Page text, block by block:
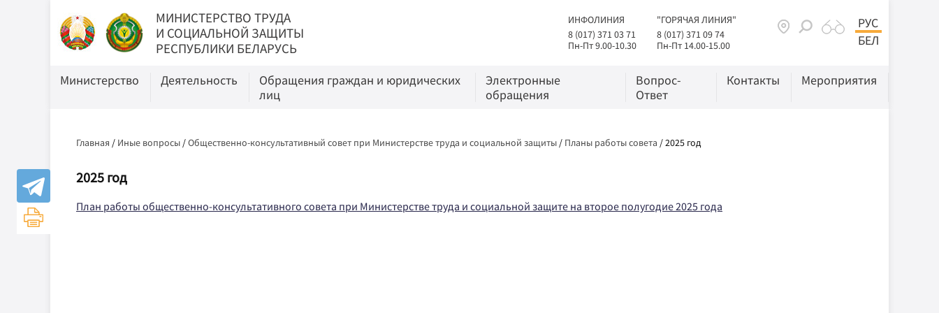
МИНИСТЕРСТВО ТРУДА
И СОЦИАЛЬНОЙ ЗАЩИТЫ
РЕСПУБЛИКИ БЕЛАРУСЬ
ИНФОЛИНИЯ
8 (017) 371 03 71
Пн-Пт 9.00-10.30
"ГОРЯЧАЯ ЛИНИЯ"
8 (017) 371 09 74
Пн-Пт 14.00-15.00
РУС
БЕЛ
Министерство Деятельность
Обращения граждан и юридических
лиц
Электронные
обращения
Вопрос-
Ответ
Контакты Мероприятия
Главная / Иные вопросы /Общественно-консультативный совет при Министерстве труда и социальной защиты / Планы работы совета /2025 год
2025 год
План работы общественно-консультативного совета при Министерстве труда и социальной защите на второе полугодие 2025 года